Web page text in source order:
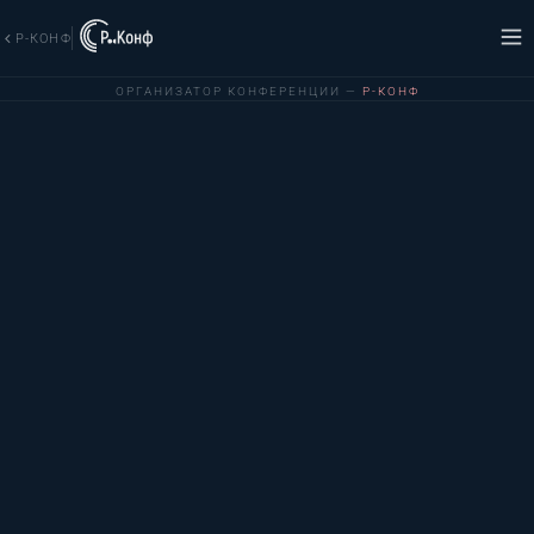
Р-КОНФ
ОРГАНИЗАТОР КОНФЕРЕНЦИИ — Р-КОНФ